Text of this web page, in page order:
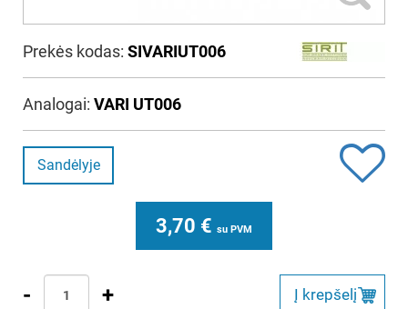
Prekės kodas: SIVARIUT006
Analogai: VARI UT006
Sandėlyje
3,70 € su PVM
- + Į krepšelį